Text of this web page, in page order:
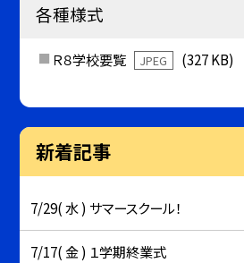
各種様式
Ｒ８学校要覧 JPEG (327 KB)
新着記事
7/29( 水 ) サマースクール！
7/17( 金 ) １学期終業式